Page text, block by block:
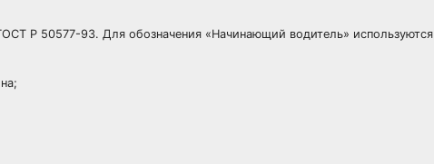
Р 50577-93. Для обозначения «Начинающий водитель» используются